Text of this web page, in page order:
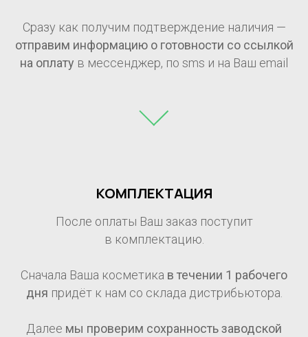
Сразу как получим подтверждение наличия —
отправим информацию о готовности со ссылкой
на оплату в мессенджер, по sms и на Ваш email
КОМПЛЕКТАЦИЯ
После оплаты Ваш заказ поступит
в комплектацию.
Сначала Ваша косметика в течении 1 рабочего
дня придёт к нам со склада дистрибьютора.
Далее мы проверим сохранность заводской